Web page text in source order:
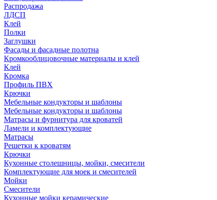
Распродажа
ЛДСП
Клей
Полки
Заглушки
Фасады и фасадные полотна
Кромкооблицовочные материалы и клей
Клей
Кромка
Профиль ПВХ
Крючки
Мебельные кондукторы и шаблоны
Мебельные кондукторы и шаблоны
Матрасы и фурнитура для кроватей
Ламели и комплектующие
Матрасы
Решетки к кроватям
Крючки
Кухонные столешницы, мойки, смесители
Комплектующие для моек и смесителей
Мойки
Смесители
Кухонные мойки керамические